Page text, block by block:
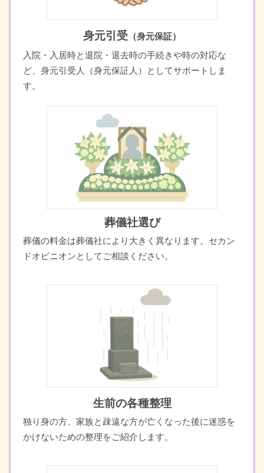
身元引受 （身元保証）
入院・入居時と退院・退去時の手続きや時の対応な
ど、身元引受人（身元保証人）としてサポートしま
す。
葬儀社選び
葬儀の料金は葬儀社により大きく異なります。セカン
ドオピニオンとしてご相談ください。
生前の各種整理
独り身の方、家族と疎遠な方が亡くなった後に迷惑を
かけないための整理をご紹介します。